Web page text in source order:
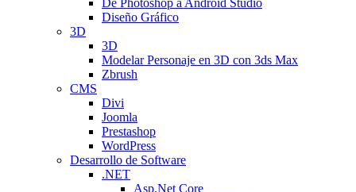
De Photoshop a Android Studio
Diseño Gráfico
3D
3D
Modelar Personaje en 3D con 3ds Max
Zbrush
CMS
Divi
Joomla
Prestashop
WordPress
Desarrollo de Software
.NET
Asp.Net Core